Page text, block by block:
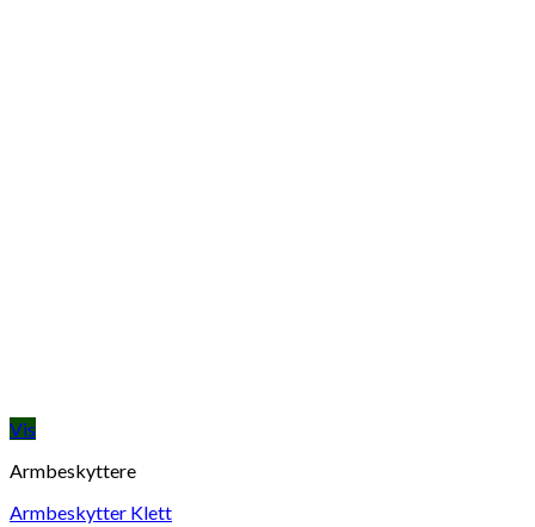
Vis
Armbeskyttere
Armbeskytter Klett